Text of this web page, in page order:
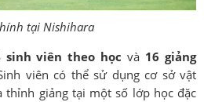
tại Nishihara
sinh viên theo học và 16 giảng
viên có thể sử dụng cơ sở vật
thỉnh giảng tại một số lớp học đặc